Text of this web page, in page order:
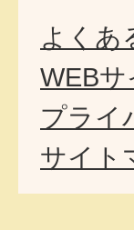
よくあ
WEB
プライ
サイト